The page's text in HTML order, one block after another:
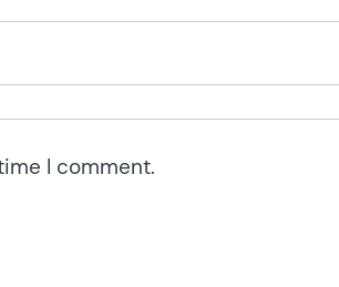
I comment.